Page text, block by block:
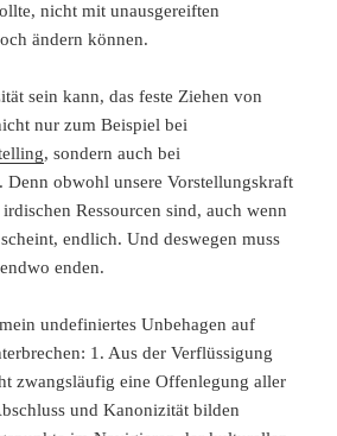
nicht mit unausgereiften
ändern können.
sein kann, das feste Ziehen von
nur zum Beispiel bei
, sondern auch bei
. Denn obwohl unsere Vorstellungskraft
Ressourcen sind, auch wenn
endlich. Und deswegen muss
enden.
undefiniertes Unbehagen auf
1. Aus der Verflüssigung
zwangsläufig eine Offenlegung aller
und Kanonizität bilden